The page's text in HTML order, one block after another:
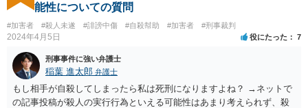
能性についての質問
#加害者 #殺人未遂 #誹謗中傷 #自殺幇助 #加害者 #刑事裁判
2024年4月5日 役にたった 7
刑事事件に強い弁護士
稲葉 進太郎 弁護士
もし相手が自殺してしまったら私は死刑になりますよね？ →ネットで
の記事投稿が殺人の実行行為といえる可能性はあまり考えられず、殺